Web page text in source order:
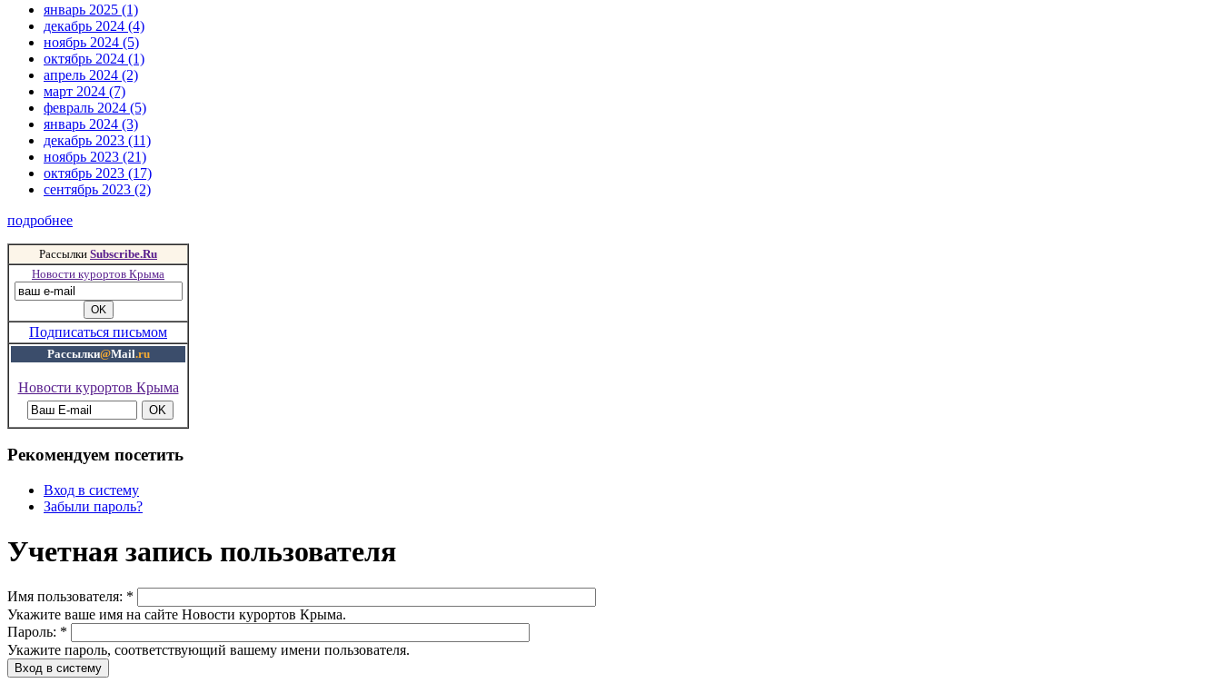
январь 2025 (1)
декабрь 2024 (4)
ноябрь 2024 (5)
октябрь 2024 (1)
апрель 2024 (2)
март 2024 (7)
февраль 2024 (5)
январь 2024 (3)
декабрь 2023 (11)
ноябрь 2023 (21)
октябрь 2023 (17)
сентябрь 2023 (2)
подробнее
Рассылки Subscribe.Ru
Новости курортов Крыма
Подписаться письмом
Рассылки@Mail.ru
Новости курортов Крыма
Рекомендуем посетить
Вход в систему
Забыли пароль?
Учетная запись пользователя
Имя пользователя: *
Укажите ваше имя на сайте Новости курортов Крыма.
Пароль: *
Укажите пароль, соответствующий вашему имени пользователя.